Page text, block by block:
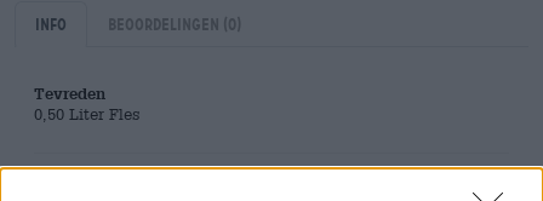
Info Beoordelingen (0)
Tevreden
0,50 Liter Fles
Brauerei